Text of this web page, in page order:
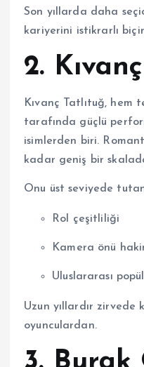
Son yıllarda daha
kariyerini istikrarlı
2.
Kıvanç Tatlıtuğ, hem
tarafında güçlü
isimlerden biri.
kadar geniş bir
Onu üst seviyede
Rol çeşitliliği
Kamera önü
Uluslararası
Uzun yıllardır zirvede
oyunculardan.